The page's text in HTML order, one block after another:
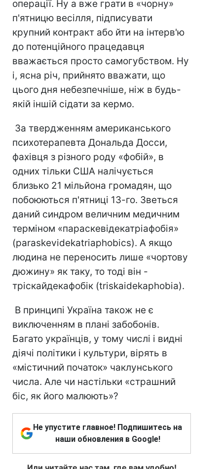
операції. Ну а вже грати в «чорну»
п'ятницю весілля, підписувати
крупний контракт або йти на інтерв'ю
до потенційного працедавця
вважається просто самогубством. Ну
і, ясна річ, прийнято вважати, що
цього дня небезпечніше, ніж в будь-
якій іншій сідати за кермо.
За твердженням американського
психотерапевта Дональда Досси,
фахівця з різного роду «фобій», в
одних тільки США налічується
близько 21 мільйона громадян, що
побоюються п'ятниці 13-го. Зветься
даний синдром величним медичним
терміном «параскевідекатріафобія»
(paraskevidekatriaphobics). А якщо
людина не переносить лише «чортову
дюжину» як таку, то тоді він -
тріскайдекафобік (triskaidekaphobia).
В принципі Україна також не є
виключенням в плані забобонів.
Багато українців, у тому числі і видні
діячі політики і культури, вірять в
«містичний початок» чаклунського
числа. Але чи настільки «страшний
біс, як його малюють»?
Не упустите главное! Подпишитесь на
наши обновления в Google!